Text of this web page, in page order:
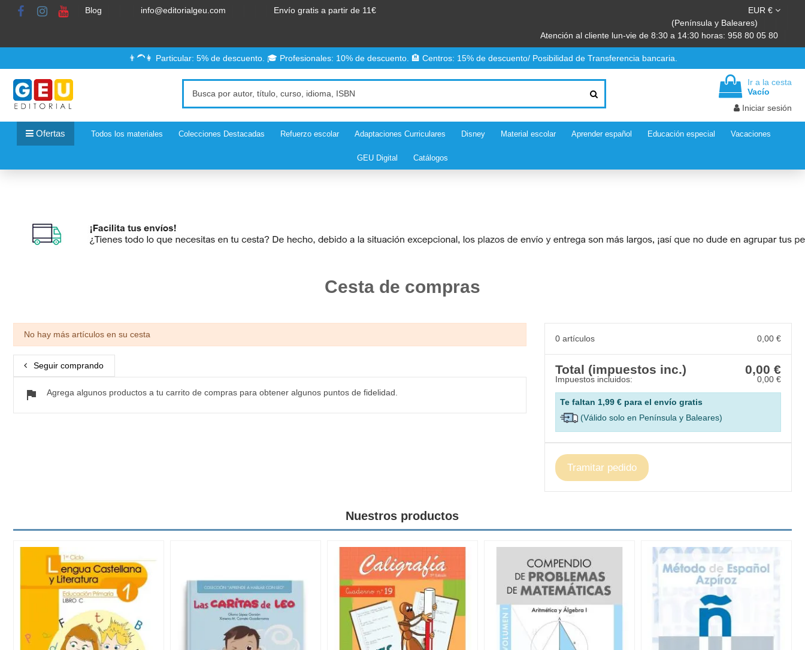
Blog info@editorialgeu.com Envío gratis a partir de 11€
EUR €
(Península y Baleares)
Atención al cliente lun-vie de 8:30 a 14:30 horas: 958 80 05 80
👨‍🦱👩 Particular: 5% de descuento. 🎓 Profesionales: 10% de descuento. 🏨 Centros: 15% de descuento/ Posibilidad de Transferencia bancaria.
Ir a la cesta
Vacío
Iniciar sesión
Ofertas Todos los materiales Colecciones Destacadas Refuerzo escolar Adaptaciones Curriculares Disney Material escolar Aprender español Educación especial Vacaciones
GEU Digital Catálogos
Cesta de compras
No hay más artículos en su cesta
Seguir comprando
flag Agrega algunos productos a tu carrito de compras para obtener algunos puntos de fidelidad.
0 artículos 0,00 €
Total (impuestos inc.) 0,00 €
Impuestos incluidos: 0,00 €
Te faltan 1,99 € para el envío gratis
(Válido solo en Península y Baleares)
Tramitar pedido
Nuestros productos